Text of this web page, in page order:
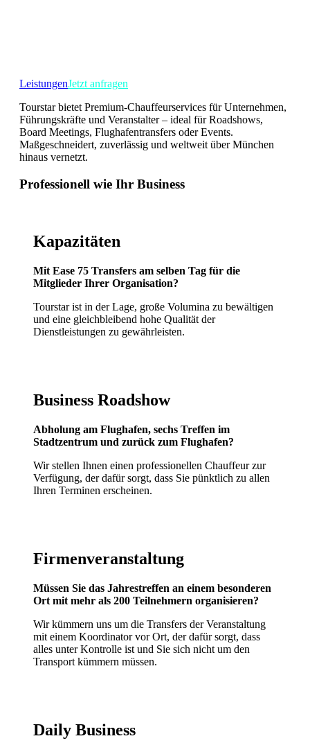
LeistungenJetzt anfragen
Tourstar bietet Premium-Chauffeurservices für Unternehmen,
Führungskräfte und Veranstalter – ideal für Roadshows,
Board Meetings, Flughafentransfers oder Events.
Maßgeschneidert, zuverlässig und weltweit über München
hinaus vernetzt.
Professionell wie Ihr Business
Kapazitäten
Mit Ease 75 Transfers am selben Tag für die
Mitglieder Ihrer Organisation?
Tourstar ist in der Lage, große Volumina zu bewältigen
und eine gleichbleibend hohe Qualität der
Dienstleistungen zu gewährleisten.
Business Roadshow
Abholung am Flughafen, sechs Treffen im
Stadtzentrum und zurück zum Flughafen?
Wir stellen Ihnen einen professionellen Chauffeur zur
Verfügung, der dafür sorgt, dass Sie pünktlich zu allen
Ihren Terminen erscheinen.
Firmenveranstaltung
Müssen Sie das Jahrestreffen an einem besonderen
Ort mit mehr als 200 Teilnehmern organisieren?
Wir kümmern uns um die Transfers der Veranstaltung
mit einem Koordinator vor Ort, der dafür sorgt, dass
alles unter Kontrolle ist und Sie sich nicht um den
Transport kümmern müssen.
Daily Business